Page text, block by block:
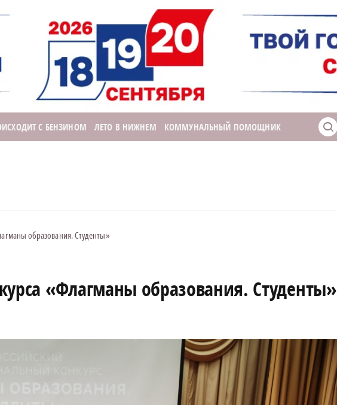
С БЕНЗИНОМ ЛЕТО В НИЖНЕМ КОММУНАЛЬНЫЙ ПОМОЩНИК S
образования. Студенты»
«Флагманы образования. Студенты»